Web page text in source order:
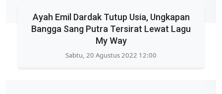
Ayah Emil Dardak Tutup Usia, Ungkapan
Bangga Sang Putra Tersirat Lewat Lagu
My Way
Sabtu, 20 Agustus 2022 12:00